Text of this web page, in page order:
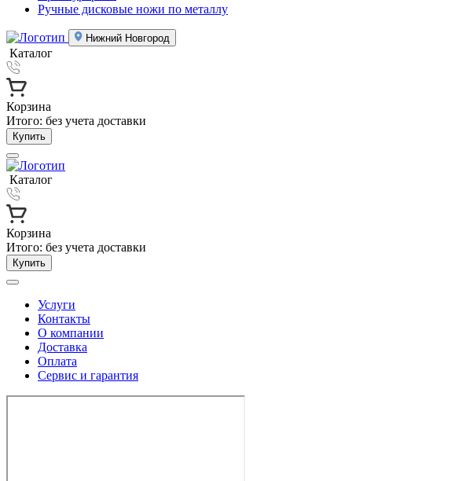
Ручные дисковые ножи по металлу
Нижний Новгород
Каталог
Корзина
Итого: без учета доставки
Купить
Каталог
Корзина
Итого: без учета доставки
Купить
Услуги
Контакты
О компании
Доставка
Оплата
Сервис и гарантия